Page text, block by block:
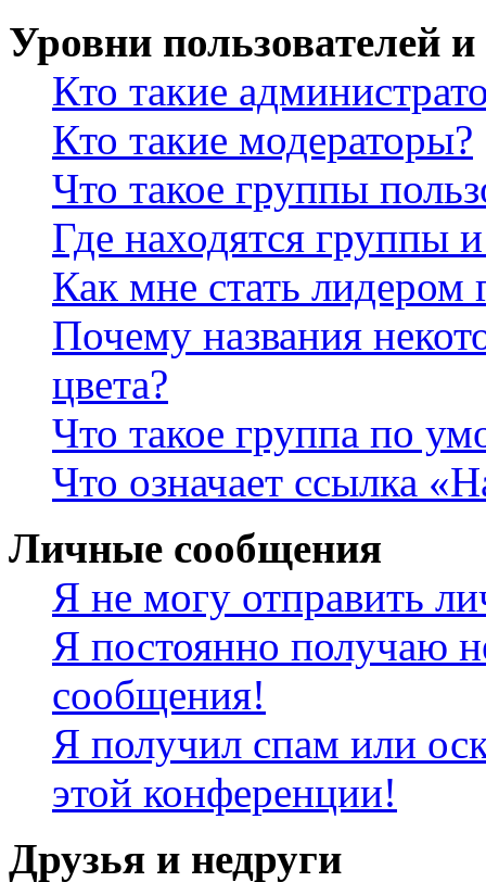
Уровни пользователей
Кто такие
Кто такие модераторы?
Что такое группы
Где находятся группы
Как мне стать лидером
Почему названия
цвета?
Что такое группа по
Что означает ссылка
Личные сообщения
Я не могу отправить
Я постоянно получаю
сообщения!
Я получил спам или
этой конференции!
Друзья и недруги